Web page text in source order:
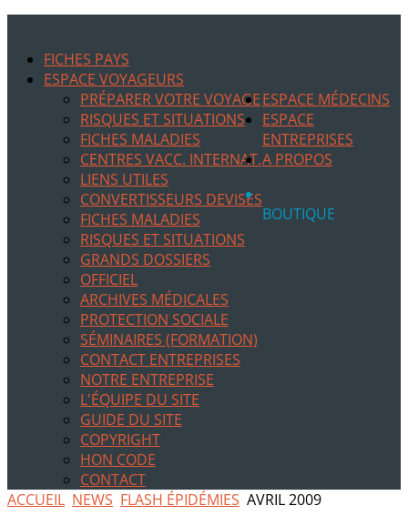
FICHES PAYS
ESPACE VOYAGEURS
PRÉPARER VOTRE VOYAGE
RISQUES ET SITUATIONS
FICHES MALADIES
CENTRES VACC. INTERNAT.
LIENS UTILES
CONVERTISSEURS DEVISES
ESPACE MÉDECINS
FICHES MALADIES
RISQUES ET SITUATIONS
GRANDS DOSSIERS
OFFICIEL
ARCHIVES MÉDICALES
ESPACE
ENTREPRISES
PROTECTION SOCIALE
SÉMINAIRES (FORMATION)
CONTACT ENTREPRISES
A PROPOS
NOTRE ENTREPRISE
L'ÉQUIPE DU SITE
GUIDE DU SITE
COPYRIGHT
HON CODE
CONTACT
BOUTIQUE
ACCUEIL NEWS FLASH ÉPIDÉMIES AVRIL 2009